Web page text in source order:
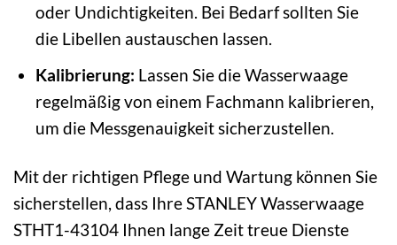
oder Undichtigkeiten. Bei Bedarf sollten Sie
die Libellen austauschen lassen.
Kalibrierung: Lassen Sie die Wasserwaage
regelmäßig von einem Fachmann kalibrieren,
um die Messgenauigkeit sicherzustellen.
Mit der richtigen Pflege und Wartung können Sie
sicherstellen, dass Ihre STANLEY Wasserwaage
STHT1-43104 Ihnen lange Zeit treue Dienste